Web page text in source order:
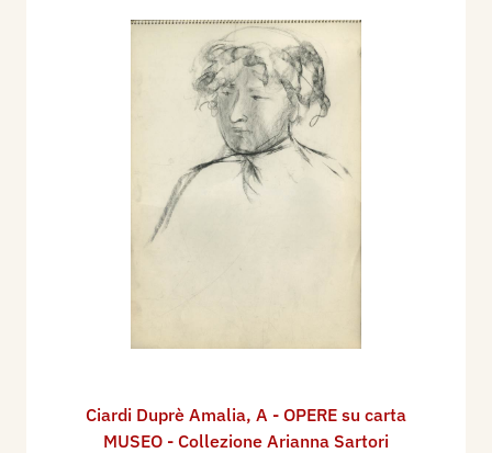
Ciardi Duprè Amalia, A - OPERE su carta
MUSEO - Collezione Arianna Sartori